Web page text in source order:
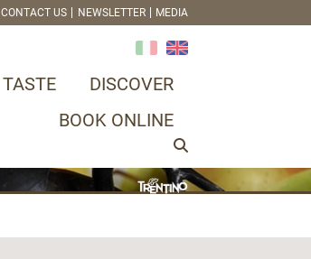
CONTACT US NEWSLETTER MEDIA
TASTE
DISCOVER
BOOK ONLINE